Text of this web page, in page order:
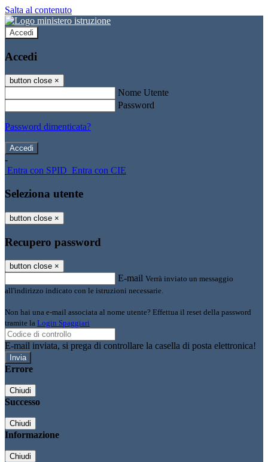
Salta al contenuto
Accedi
Accedi
button close ×
Nome Utente
Password
Password dimenticata?
-
Entra con SPID Entra con CIE
Seleziona utente
button close ×
Recupero password
button close ×
E-mail Verrà inviato un messaggio
all'indirizzo indicato con le istruzioni necessarie.
Non hai una e-mail associata al nome utente? Effettua il reset della password
tramite la Login Spaggiari
E-mail inviata, si prega di controllare la casella di posta elettronica!
Errore
Chiudi
Successo
Chiudi
Informazione
Chiudi